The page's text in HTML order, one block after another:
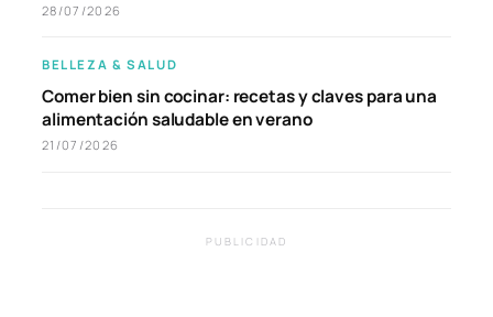
28/07/2026
BELLEZA & SALUD
Comer bien sin cocinar: recetas y claves para una
alimentación saludable en verano
21/07/2026
PUBLICIDAD